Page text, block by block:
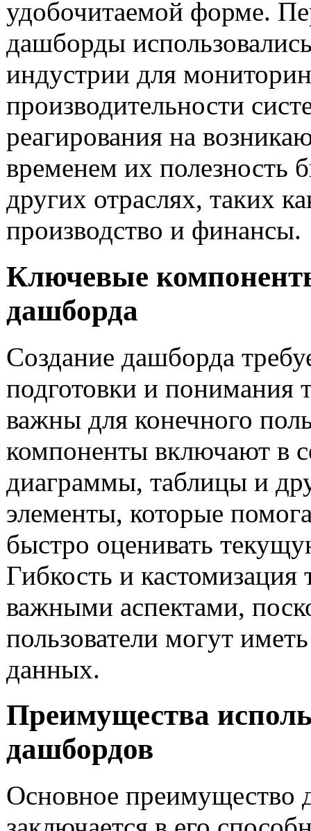
удобочитаемой форме.
дашборды
индустрии для
производительности
реагирования на
временем их полезность
других отраслях, таких
производство и финансы.
Ключевые
дашборда
Создание дашборда
подготовки и понимания
важны для конечного
компоненты включают в
диаграммы, таблицы и
элементы, которые
быстро оценивать
Гибкость и кастомизация
важными аспектами,
пользователи могут
данных.
Преимущества
дашбордов
Основное преимущество